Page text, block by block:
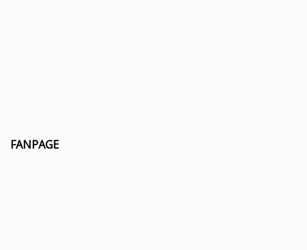
FANPAGE